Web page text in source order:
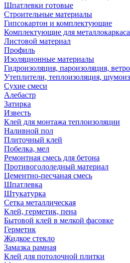
Шпатлевки готовые
Строительные материалы
Гипсокартон и комплектующие
Комплектующие для металлокаркаса
Листовой материал
Профиль
Изоляционные материалы
Гидроизоляция, пароизоляция,
Утеплители, теплоизоляция,
Сухие смеси
Алебастр
Затирка
Известь
Клей для монтажа теплоизоляции
Наливной пол
Плиточный клей
Побелка, мел
Ремонтная смесь для бетона
Противогололедный материал
Цементно-песчаная смесь
Шпатлевка
Штукатурка
Сетка металлическая
Клей, герметик, пена
Бытовой клей в мелкой фасовке
Герметик
Жидкое стекло
Замазка рамная
Клей для потолочной плитки